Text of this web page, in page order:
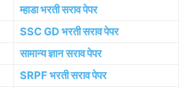
म्हाडा भरती सराव पेपर
SSC GD भरती सराव पेपर
सामान्य ज्ञान सराव पेपर
SRPF भरती सराव पेपर